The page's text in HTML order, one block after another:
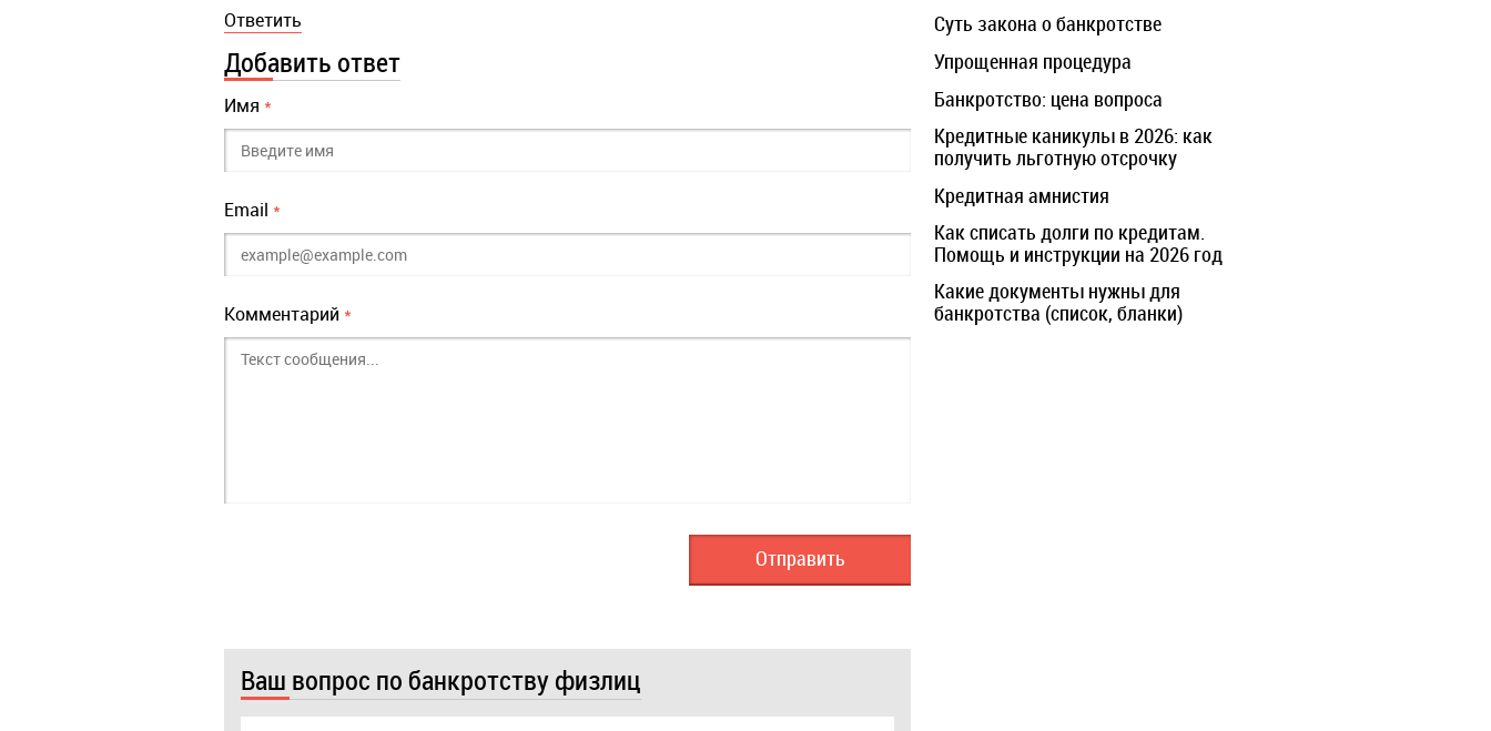
Ответить
Добавить ответ
Имя *
Email *
Комментарий *
Ваш вопрос по банкротству физлиц
Суть закона о банкротстве
Упрощенная процедура
Банкротство: цена вопроса
Кредитные каникулы в 2026: как
получить льготную отсрочку
Кредитная амнистия
Как списать долги по кредитам.
Помощь и инструкции на 2026 год
Какие документы нужны для
банкротства (список, бланки)